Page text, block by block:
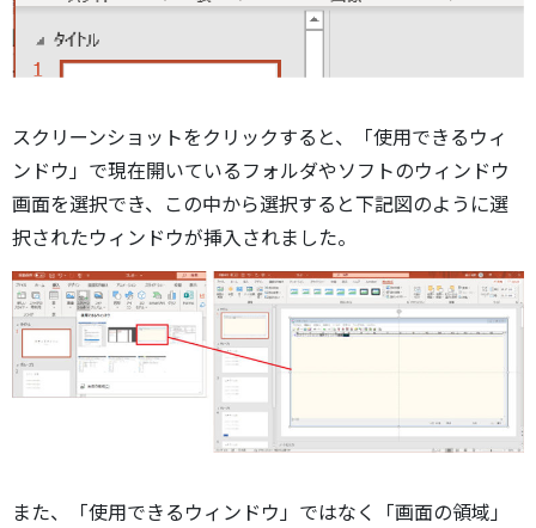
スクリーンショットをクリックすると、「使用できるウィ
ンドウ」で現在開いているフォルダやソフトのウィンドウ
画面を選択でき、この中から選択すると下記図のように選
択されたウィンドウが挿入されました。
また、「使用できるウィンドウ」ではなく「画面の領域」